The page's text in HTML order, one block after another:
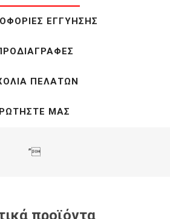
ΕΓΓΎΗΣΗΣ
ΠΕΛΑΤΏΝ
ΡΩΤΉΣΤΕ ΜΑΣ
”
προϊόντα